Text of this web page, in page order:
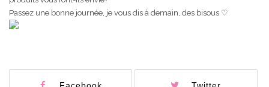
Passez une bonne journée, je vous dis à demain, des bisous ♡